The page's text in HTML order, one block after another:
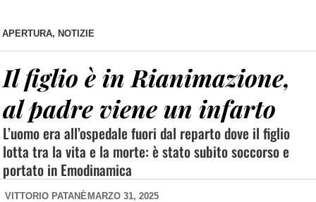
APERTURA, NOTIZIE
Il figlio è in Rianimazione,
al padre viene un infarto
L’uomo era all’ospedale fuori dal reparto dove il figlio
lotta tra la vita e la morte: è stato subito soccorso e
portato in Emodinamica
VITTORIO PATANÈ MARZO 31, 2025